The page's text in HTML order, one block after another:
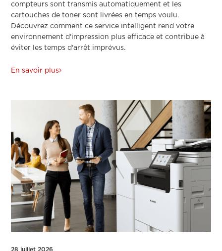
compteurs sont transmis automatiquement et les
cartouches de toner sont livrées en temps voulu.
Découvrez comment ce service intelligent rend votre
environnement d'impression plus efficace et contribue à
éviter les temps d'arrêt imprévus.
En savoir plus
28 juillet 2026